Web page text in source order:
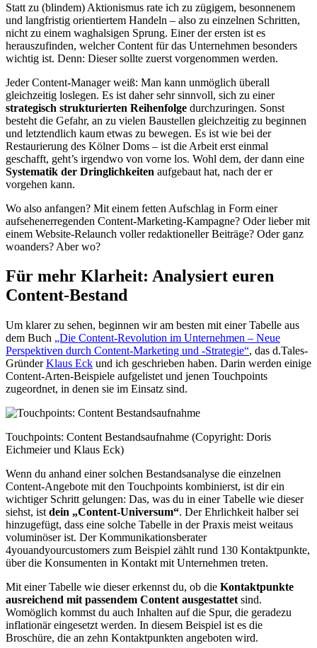
Statt zu (blindem) Aktionismus rate ich zu zügigem, besonnenem
und langfristig orientiertem Handeln – also zu einzelnen Schritten,
nicht zu einem waghalsigen Sprung. Einer der ersten ist es
herauszufinden, welcher Content für das Unternehmen besonders
wichtig ist. Denn: Dieser sollte zuerst vorgenommen werden.
Jeder Content-Manager weiß: Man kann unmöglich überall
gleichzeitig loslegen. Es ist daher sehr sinnvoll, sich zu einer
strategisch strukturierten Reihenfolge durchzuringen. Sonst
besteht die Gefahr, an zu vielen Baustellen gleichzeitig zu beginnen
und letztendlich kaum etwas zu bewegen. Es ist wie bei der
Restaurierung des Kölner Doms – ist die Arbeit erst einmal
geschafft, geht’s irgendwo von vorne los. Wohl dem, der dann eine
Systematik der Dringlichkeiten aufgebaut hat, nach der er
vorgehen kann.
Wo also anfangen? Mit einem fetten Aufschlag in Form einer
aufsehenerregenden Content-Marketing-Kampagne? Oder lieber mit
einem Website-Relaunch voller redaktioneller Beiträge? Oder ganz
woanders? Aber wo?
Für mehr Klarheit: Analysiert euren
Content-Bestand
Um klarer zu sehen, beginnen wir am besten mit einer Tabelle aus
dem Buch „Die Content-Revolution im Unternehmen – Neue
Perspektiven durch Content-Marketing und -Strategie“, das d.Tales-
GründerKlaus Eck und ich geschrieben haben. Darin werden einige
Content-Arten-Beispiele aufgelistet und jenen Touchpoints
zugeordnet, in denen sie im Einsatz sind.
Touchpoints: Content Bestandsaufnahme (Copyright: Doris
Eichmeier und Klaus Eck)
Wenn du anhand einer solchen Bestandsanalyse die einzelnen
Content-Angebote mit den Touchpoints kombinierst, ist dir ein
wichtiger Schritt gelungen: Das, was du in einer Tabelle wie dieser
siehst, ist dein „Content-Universum“. Der Ehrlichkeit halber sei
hinzugefügt, dass eine solche Tabelle in der Praxis meist weitaus
voluminöser ist. Der Kommunikationsberater
4youandyourcustomers zum Beispiel zählt rund 130 Kontaktpunkte,
über die Konsumenten in Kontakt mit Unternehmen treten.
Mit einer Tabelle wie dieser erkennst du, ob die Kontaktpunkte
ausreichend mit passendem Content ausgestattet sind.
Womöglich kommst du auch Inhalten auf die Spur, die geradezu
inflationär eingesetzt werden. In diesem Beispiel ist es die
Broschüre, die an zehn Kontaktpunkten angeboten wird.